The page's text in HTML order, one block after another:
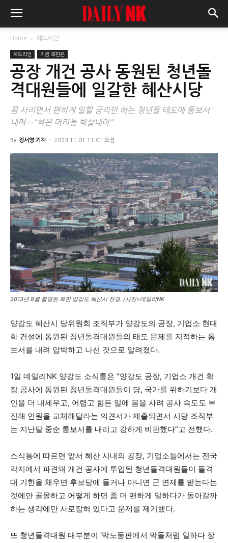
Home 헤드라인
헤드라인 지금 북한은
공장 개건 공사 동원된 청년돌
격대원들에 일갈한 혜산시당
몸 사리면서 편하게 일할 궁리만 하는 청년들 태도에 통보서
내려…"썩은 머리통 박살내야"
By 정서영 기자 - 2023.11.01 11:01 오전
2013년 8월 촬영된 북한 양강도 혜산시 전경. /사진=데일리NK
양강도 혜산시 당위원회 조직부가 양강도의 공장, 기업소 현대
화 건설에 동원된 청년돌격대원들의 태도 문제를 지적하는 통
보서를 내려 압박하고 나선 것으로 알려졌다.
1일 데일리NK 양강도 소식통은 “양강도 공장, 기업소 개건 확
장 공사에 동원된 청년돌격대원들이 당, 국가를 위하기보다 개
인을 더 내세우고, 어렵고 힘든 일에 몸을 사려 공사 속도도 부
진해 인원을 교체해달라는 의견서가 제출되면서 시당 조직부
는 지난달 중순 통보서를 내리고 강하게 비판했다”고 전했다.
소식통에 따르면 앞서 혜산 시내의 공장, 기업소들에서는 전국
각지에서 파견돼 개건 공사에 투입된 청년돌격대원들이 돌격
대 기한을 채우면 후보당에 들거나 아니면 군 면제를 받는다는
것에만 골몰하고 어떻게 하면 좀 더 편하게 일하다가 돌아갈까
하는 생각에만 사로잡혀 있다고 문제를 제기했다.
또 청년돌격대원 대부분이 ‘막노동판에서 막돌처럼 일하다 장